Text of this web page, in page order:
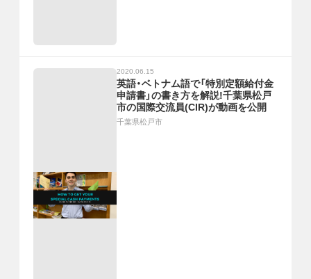
2020.06.15
英語・ベトナム語で「特別定額給付金
申請書」の書き方を解説!千葉県松戸
市の国際交流員(CIR)が動画を公開
千葉県松戸市